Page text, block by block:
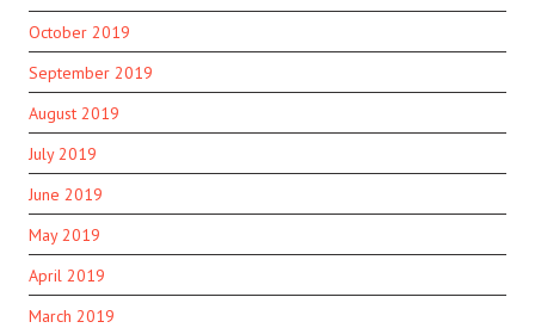
October 2019
September 2019
August 2019
July 2019
June 2019
May 2019
April 2019
March 2019